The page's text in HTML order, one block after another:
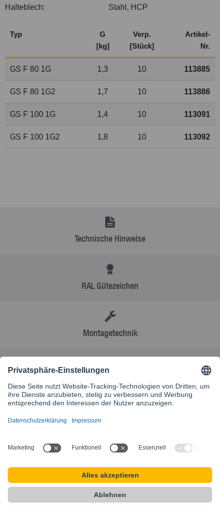
Halteblech:
Stahl, HCP
Typ
G
[kg]
Verp.
[Stück]
Artikel-
Nr.
GS F 80 1G 1,3 10 113885
GS F 80 1G2 1,7 10 113886
GS F 100 1G 1,4 10 113091
GS F 100 1G2 1,8 10 113092
Technische Hinweise
RAL Gütezeichen
Montagetechnik
Kontakt
SIKLA INTERNATIONAL